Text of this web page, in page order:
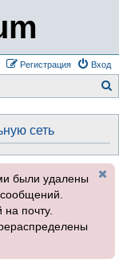
Вход
Регистрация
сеть
были удалены
на почту.